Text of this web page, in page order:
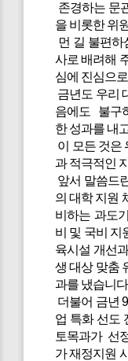
존경하는 문
을 비롯한 위
먼 길 불편하
사로 배려해
심에 진심으
금년도 우리
음에도 불구
한 성과를 내
이 모든 것은
과 적극적인
앞서 말씀드
의 대학 지원
비하는 과도
비 및 국비 지
육시설 개선
생 대상 맞춤
과를 냈습니
더불어 금년
업 특화 선도
토목과가 선
가 재정지원